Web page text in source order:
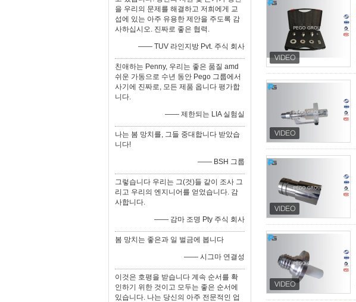
을 우리의 문제를 해결하고 저희에게 교
섭에 있는 아주 유용한 제안을 주도록 감
사하십시오. 진짜로 좋은 협력.
—— TUV 라인지방 Pvt. 주식 회사
친애하는 Penny, 우리는 좋은 품질 amd
쉬운 가동으로 수년 동안 Pego 그룹에서
사기에 진짜로, 모든 제품 옵니다 평가합
니다.
—— 제한되는 LIA 실험실
나는 봄 망치를, 그들 중대합니다 받았습
니다!
—— BSH 그룹
그렇습니다 우리는 그(것)들 같이 조사 그
리고 우리의 엔지니어를 얻었습니다. 감
사합니다.
—— 감마 조명 Pty 주식 회사
봄 망치는 좋은과 일 벌금에 봅니다
—— 시그마 연결성
이것은 호평을 받습니다 계속 순서를 확
인하기 위한 것이고 모두는 좋은 순서에
있습니다. 나는 당신의 아주 전문적인 업